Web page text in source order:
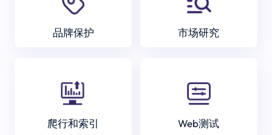
品牌保护 市场研究
爬行和索引 Web测试